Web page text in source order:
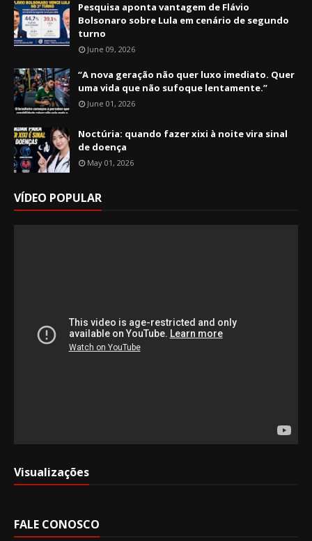
Pesquisa aponta vantagem de Flávio
Bolsonaro sobre Lula em cenário de segundo
turno
June 09, 2026
“A nova geração não quer luxo imediato. Quer
uma vida que não sufoque lentamente.”
June 01, 2026
Noctúria: quando fazer xixi à noite vira sinal
de doença
May 01, 2026
VÍDEO POPULAR
Visualizações
FALE CONOSCO